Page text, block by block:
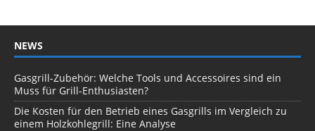
NEWS
Gasgrill-Zubehör: Welche Tools und Accessoires sind ein
Muss für Grill-Enthusiasten?
Die Kosten für den Betrieb eines Gasgrills im Vergleich zu
einem Holzkohlegrill: Eine Analyse